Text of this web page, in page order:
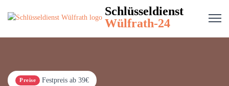
Schlüsseldienst
Wülfrath-24
Preise Festpreis ab 39€